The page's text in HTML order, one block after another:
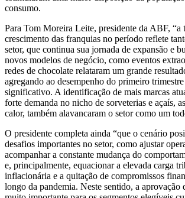
consumo.
Para Tom Moreira Leite, presidente da ABF, “a
crescimento das franquias no período reflete
setor, que continua sua jornada de expansão e
novos modelos de negócio, como eventos
redes de chocolate relataram um grande
agregando ao desempenho do primeiro
significativo. A identificação de mais marcas
forte demanda no nicho de sorveterias e açaís,
calor, também alavancaram o setor como um
O presidente completa ainda “que o cenário
desafios importantes no setor, como ajustar
acompanhar a constante mudança do
e, principalmente, equacionar a elevada carga
inflacionária e a quitação de compromissos
longo da pandemia. Neste sentido, a aprovação